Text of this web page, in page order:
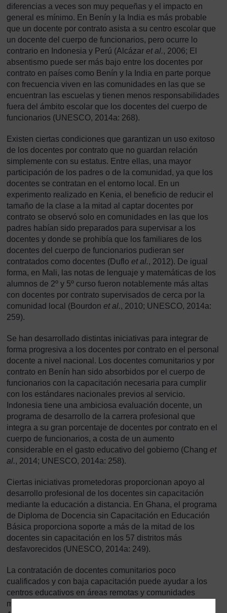
diferencias a veces son muy pequeñas y el impacto en
general es mínimo. En Benín y la India es más probable
que un docente por contrato asista a su centro escolar que
un docente del cuerpo de funcionarios, pero ocurre lo
contrario en Indonesia y Perú (Alcázar et al., 2006; El
absentismo puede ser más bajo entre los docentes por
contrato en países como Benín y la India en parte porque
con frecuencia viven en las comunidades en las que se
encuentran las escuelas y tienen menos responsabilidades
fuera del ámbito escolar que los docentes del cuerpo de
funcionarios (UNESCO, 2014a: 268).
Existen ciertas condiciones que garantizan un uso exitoso
de los docentes por contrato que no guardan relación
simplemente con su estatus. Entre ellas, una mayor
participación de los padres o de la comunidad, ya que los
docentes se contratan en el entorno local. En un
experimento realizado en Kenia, el beneficio de reducir el
tamaño de la clase a la mitad al captar docentes por
contrato se observó solo en comunidades en las que los
padres habían sido preparados para supervisar a los
docentes y donde se prohibía que los familiares de los
docentes del cuerpo de funcionarios pudieran ser
contratados como docentes (Duflo et al., 2012). De igual
forma, en Mali, las notas de lenguaje y matemáticas de los
alumnos de 2º y 5º curso fueron notablemente más altas
con docentes por contrato supervisados de cerca por la
comunidad local (Bourdon et al., 2010; UNESCO, 2014a:
259).
Se han desarrollado distintas iniciativas para integrar de
forma progresiva a los docentes por contrato en el personal
docente a nivel nacional. Los docentes comunitarios y por
contrato en Benín han sido absorbidos por el cuerpo de
funcionarios con la capacitación necesaria para cumplir
con los estándares nacionales previos al servicio.
Indonesia tiene una ambiciosa evaluación docente, un
programa de desarrollo de la carrera profesional que
integra a su gran porcentaje de docentes por contrato en el
cuerpo de funcionarios, a costa de un aumento
considerable en el gasto educativo del gobierno (Chang et
al., 2014; UNESCO, 2014a: 258).
Ciertas iniciativas prometedoras proporcionan apoyo al
desarrollo profesional de los docentes sin capacitación
mediante la educación a distancia. En Ghana, el programa
de Diploma de Docencia sin Capacitación en Educación
Básica proporciona soporte a más de la mitad de los
docentes sin capacitación en los 57 distritos más
desfavorecidos (UNESCO, 2014a: 249).
La contratación de docentes comunitarios poco
cualificados y con baja capacitación puede ayudar a los
centros educativos en áreas remotas y comunidades
marginadas. En Vietnam, el programa de Docentes